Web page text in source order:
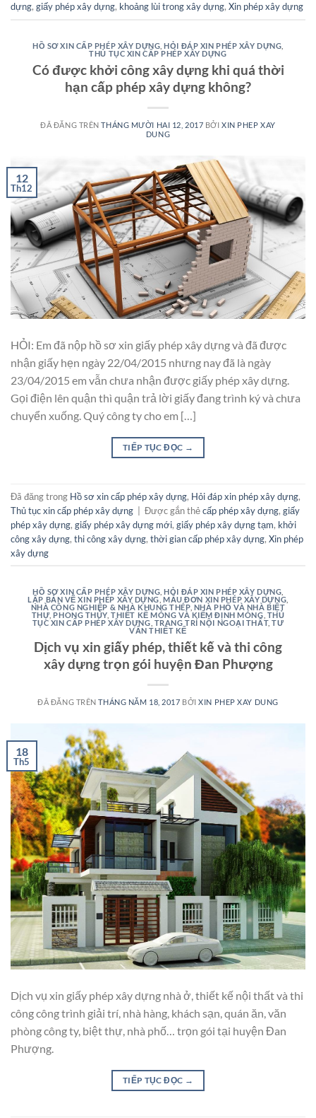
dựng, giấy phép xây dựng, khoảng lùi trong xây dựng, Xin phép xây dựng
HỒ SƠ XIN CẤP PHÉP XÂY DỰNG ,HỎI ĐÁP XIN PHÉP XÂY DỰNG
THỦ TỤC XIN CẤP PHÉP XÂY DỰNG
Có được khởi công xây dựng khi quá thời
hạn cấp phép xây dựng không?
ĐÃ ĐĂNG TRÊNTHÁNG MƯỜI HAI 12, 2017 BỞIXIN PHEP XAY
DUNG
12
Th12
HỎI: Em đã nộp hồ sơ xin giấy phép xây dựng và đã được
nhận giấy hẹn ngày 22/04/2015 nhưng nay đã là ngày
23/04/2015 em vẫn chưa nhận được giấy phép xây dựng.
Gọi điện lên quận thì quận trả lời giấy đang trình ký và chưa
chuyển xuống. Quý công ty cho em […]
TIẾP TỤC ĐỌC →
Đã đăng trong Hồ sơ xin cấp phép xây dựng, Hỏi đáp xin phép xây dựng,
Thủ tục xin cấp phép xây dựng
Được gắn thẻcấp phép xây dựng, giấy
phép xây dựng, giấy phép xây dựng mới, giấy phép xây dựng tạm, khởi
công xây dựng, thi công xây dựng, thời gian cấp phép xây dựng, Xin phép
xây dựng
HỒ SƠ XIN CẤP PHÉP XÂY DỰNG ,HỎI ĐÁP XIN PHÉP XÂY DỰNG
LẬP BẢN VẼ XIN PHÉP XÂY DỰNG ,MẪU ĐƠN XIN PHÉP XÂY DỰNG
NHÀ CÔNG NGHIỆP & NHÀ KHUNG THÉP, NHÀ PHỐ VÀ NHÀ BIỆT
THỰ PHONG THỦY ,THIẾT KẾ MÓNG VÀ KIỂM ĐỊNH MÓNG THỦ
TỤC XIN CẤP PHÉP XÂY DỰNG TRANG TRÍ NỘI NGOẠI THẤT,TƯ
VẤN THIẾT KẾ
Dịch vụ xin giấy phép, thiết kế và thi công
xây dựng trọn gói huyện Đan Phượng
ĐÃ ĐĂNG TRÊNTHÁNG NĂM 18, 2017 BỞIXIN PHEP XAY DUNG
18
Th5
Dịch vụ xin giấy phép xây dựng nhà ở, thiết kế nội thất và thi
công công trình giải trí, nhà hàng, khách sạn, quán ăn, văn
phòng công ty, biệt thự, nhà phố… trọn gói tại huyện Đan
Phượng.
TIẾP TỤC ĐỌC →